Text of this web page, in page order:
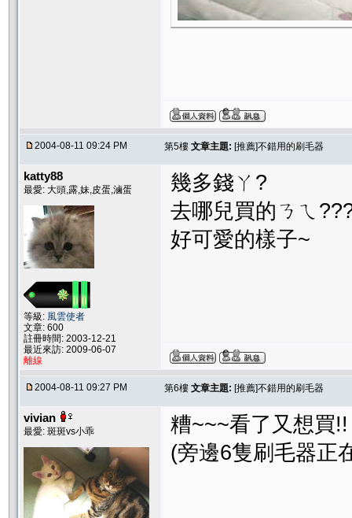
2004-08-11 09:24 PM 第5樓 文章主題: [推薦]不錯用的刷毛器
katty88
最愛: 大頭,露,妹,皮蛋,滷蛋
等級: 風雲使者
文章: 600
註冊時間: 2003-12-21
最近來訪: 2009-06-07
離線
幾多錢ㄚ?
去哪兒買的ㄋㄟ
好可愛的樣子~
2004-08-11 09:27 PM 第6樓 文章主題: [推薦]不錯用的刷毛器
vivian
最愛: 斑斑vs小乖
糟~~~看了又想買!!
(旁邊6隻刷毛器正